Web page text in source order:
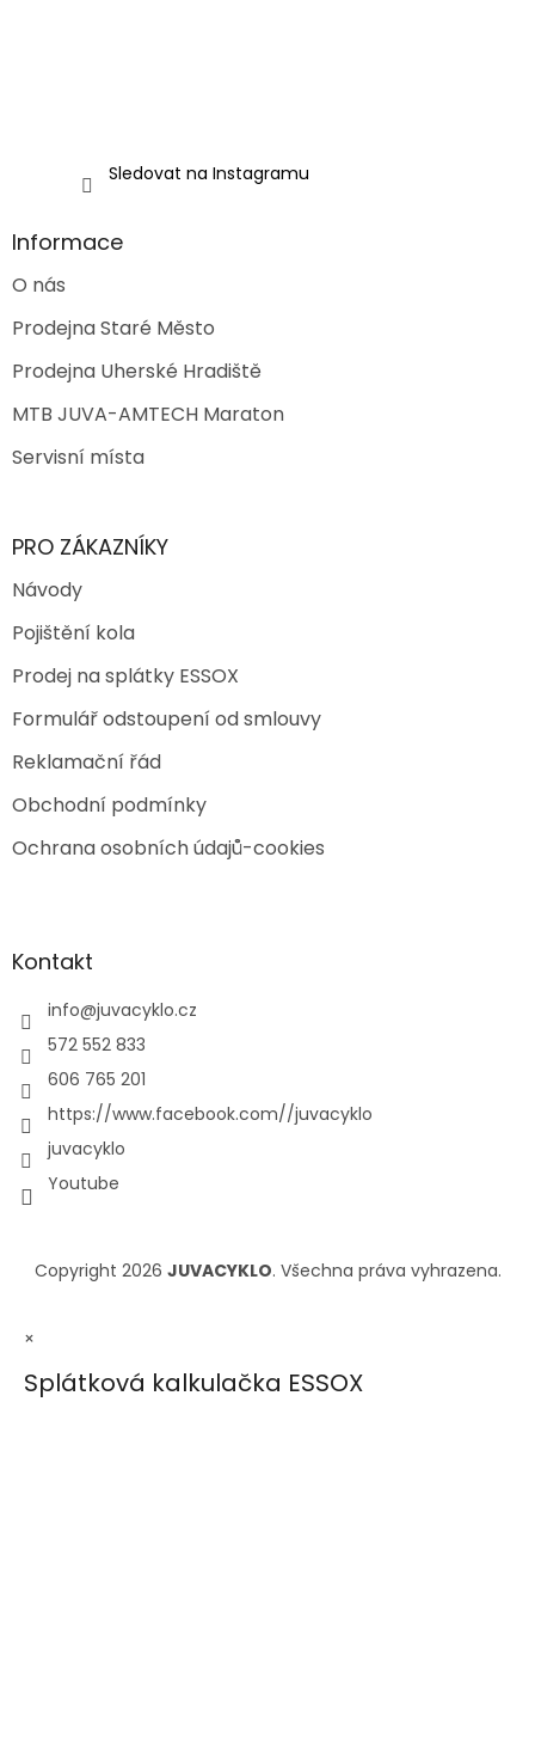
Sledovat na Instagramu
Informace
O nás
Prodejna Staré Město
Prodejna Uherské Hradiště
MTB JUVA-AMTECH Maraton
Servisní místa
PRO ZÁKAZNÍKY
Návody
Pojištění kola
Prodej na splátky ESSOX
Formulář odstoupení od smlouvy
Reklamační řád
Obchodní podmínky
Ochrana osobních údajů-cookies
Kontakt
info@juvacyklo.cz
572 552 833
606 765 201
https://www.facebook.com//juvacyklo
juvacyklo
Youtube
Copyright 2026 JUVACYKLO. Všechna práva vyhrazena.
×
Splátková kalkulačka ESSOX